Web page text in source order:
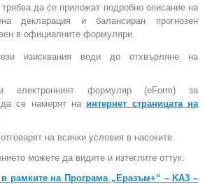
да се приложат подробно описание на
декларация и балансиран прогнозен
в официалните формуляри.
изисквания води до отхвърляне на
електронният формуляр (еForm) за
да се намерят на интернет страницата на
на всички условия в насоките.
можете да видите и изтеглите оттук:
рамките на Програма „Еразъм+“ – KA3 –